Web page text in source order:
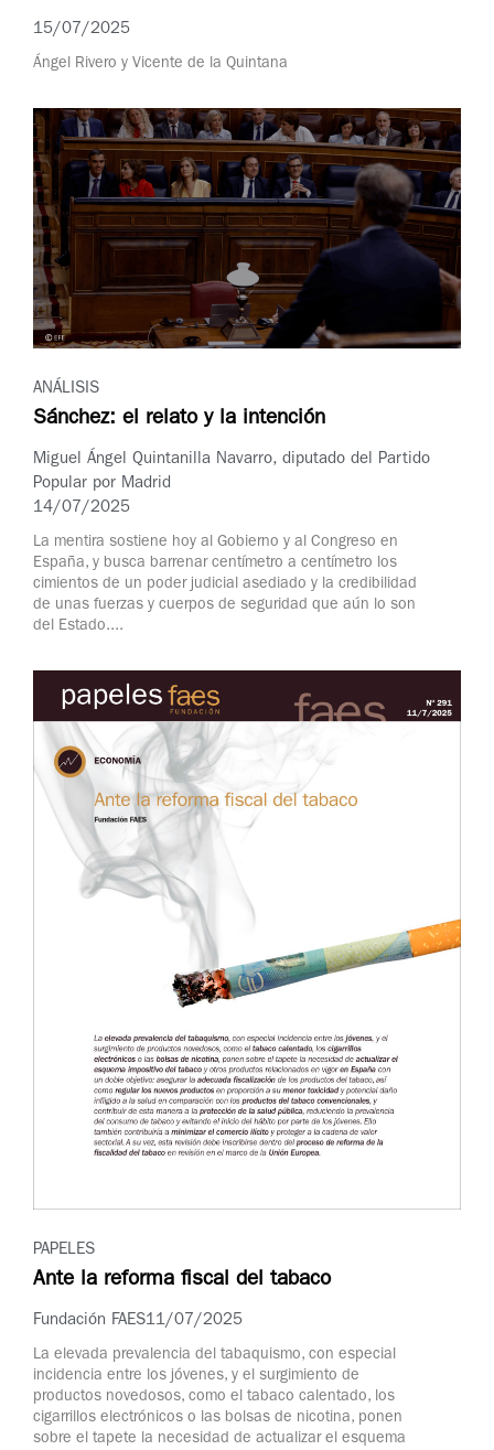
15/07/2025
Ángel Rivero y Vicente de la Quintana
ANÁLISIS
Sánchez: el relato y la intención
Miguel Ángel Quintanilla Navarro, diputado del Partido
Popular por Madrid
14/07/2025
La mentira sostiene hoy al Gobierno y al Congreso en
España, y busca barrenar centímetro a centímetro los
cimientos de un poder judicial asediado y la credibilidad
de unas fuerzas y cuerpos de seguridad que aún lo son
del Estado....
PAPELES
Ante la reforma fiscal del tabaco
Fundación FAES11/07/2025
La elevada prevalencia del tabaquismo, con especial
incidencia entre los jóvenes, y el surgimiento de
productos novedosos, como el tabaco calentado, los
cigarrillos electrónicos o las bolsas de nicotina, ponen
sobre el tapete la necesidad de actualizar el esquema